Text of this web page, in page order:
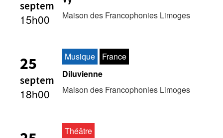
septem
15h00
Maison des Francophonies Limoges
25
septem
18h00
Musique
France
Diluvienne
Maison des Francophonies Limoges
Théâtre